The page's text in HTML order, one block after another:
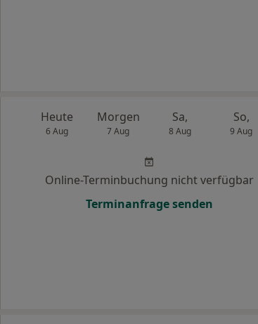
Heute
6 Aug
Morgen
7 Aug
Sa,
8 Aug
So,
9 Aug
Online-Terminbuchung nicht verfügbar
Terminanfrage senden